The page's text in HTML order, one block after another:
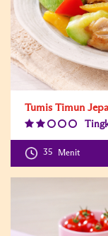
Tumis Timun
Level:2
35 Menit